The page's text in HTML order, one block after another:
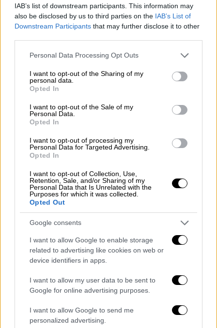
IAB’s list of downstream participants. This information may
also be disclosed by us to third parties on the IAB’s List of
Downstream Participants that may further disclose it to other
Please note that this website/app uses one or more Google
not limited to your visit or usage behaviour. You may click to
grant or deny consent to Google and its third-party tags to
use your data for below specified purposes in below Google
consent section.
Personal Data Processing Opt Outs
I want to opt-out of the Sharing of my
personal data.
Opted In
I want to opt-out of the Sale of my
Personal Data.
Opted In
I want to opt-out of processing my
Personal Data for Targeted Advertising.
Opted In
I want to opt-out of Collection, Use,
Retention, Sale, and/or Sharing of my
Personal Data that Is Unrelated with the
Purposes for which it was collected.
Opted Out
Google consents
I want to allow Google to enable storage
related to advertising like cookies on web or
device identifiers in apps.
I want to allow my user data to be sent to
Google for online advertising purposes.
I want to allow Google to send me
personalized advertising.
Lifestyle|23.02.2023 15:37
περιοριστικούς όρους - «Θα τα πω όλα
στο Instagram, πέρασα φρικτά»
Ο δικηγόρος του αντίδικου, Ανδρέας
Θεοδωρόπουλος, αποκάλεσε την influencer
«σούπερ αμόλυβδη»